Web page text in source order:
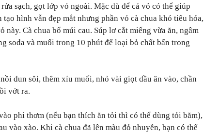
sạch, gọt lớp vỏ ngoài. Mặc dù để cả vỏ có thể giúp
hình vẫn đẹp mắt nhưng phần vỏ cà chua khó tiêu hóa,
này. Cà chua bổ múi cau. Súp lơ cắt miếng vừa ăn, ngâm
soda và muối trong 10 phút để loại bỏ chất bẩn trong
đun sôi, thêm xíu muối, nhỏ vài giọt dầu ăn vào, chần
vớt ra.
phi thơm (nếu bạn thích ăn tỏi thì có thể dùng tỏi băm),
vào xào. Khi cà chua đã lên màu đỏ nhuyễn, bạn có thể